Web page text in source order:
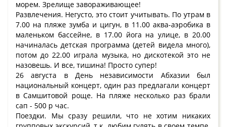
морем. Зрелище завораживающее!
Развлечения. Негусто, это стоит учитывать. По утрам в
7.00 на пляже зумба и цигун, в 11.00 аква-аэробика в
маленьком бассейне, в 17.00 йога на улице, в 20.00
начиналась детская программа (детей видела много),
потом до 22.00 играла музыка, но дискотекой это не
назовешь. И все, тишина! Просто супер!
26 августа в День независимости Абхазии был
национальный концерт, один раз предлагали концерт
в Самшитовой роще. На пляже несколько раз брали
сап - 500 р час.
Поездки. Мы сразу решили, что не хотим никаких